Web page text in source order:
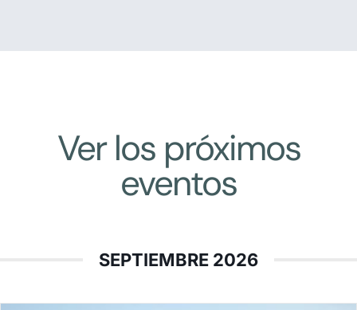
Ver los próximos
eventos
SEPTIEMBRE 2026